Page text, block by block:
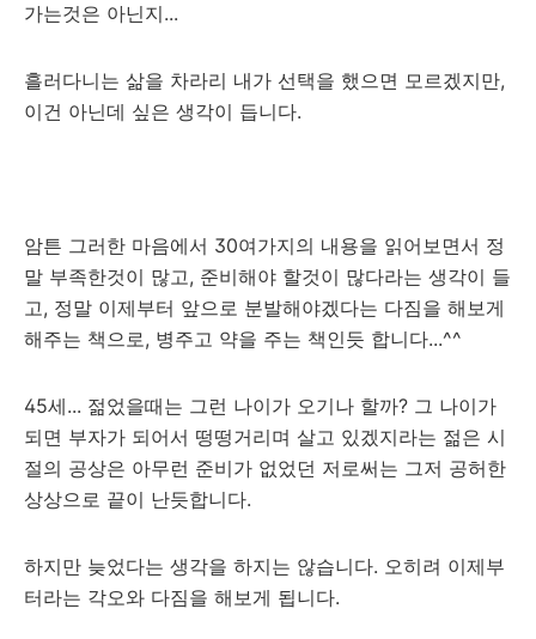
가는것은 아닌지...
흘러다니는 삶을 차라리 내가 선택을 했으면 모르겠지만,
이건 아닌데 싶은 생각이 듭니다.
암튼 그러한 마음에서 30여가지의 내용을 읽어보면서 정
말 부족한것이 많고, 준비해야 할것이 많다라는 생각이 들
고, 정말 이제부터 앞으로 분발해야겠다는 다짐을 해보게
해주는 책으로, 병주고 약을 주는 책인듯 합니다...^^
45세... 젊었을때는 그런 나이가 오기나 할까? 그 나이가
되면 부자가 되어서 떵떵거리며 살고 있겠지라는 젊은 시
절의 공상은 아무런 준비가 없었던 저로써는 그저 공허한
상상으로 끝이 난듯합니다.
하지만 늦었다는 생각을 하지는 않습니다. 오히려 이제부
터라는 각오와 다짐을 해보게 됩니다.